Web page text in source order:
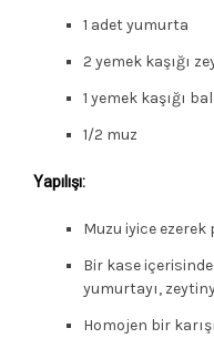
1 adet yumurta
2 yemek kaşığı
1 yemek kaşığı bal
1/2 muz
Yapılışı:
Muzu iyice
Bir kase
yumurtayı,
Homojen bir